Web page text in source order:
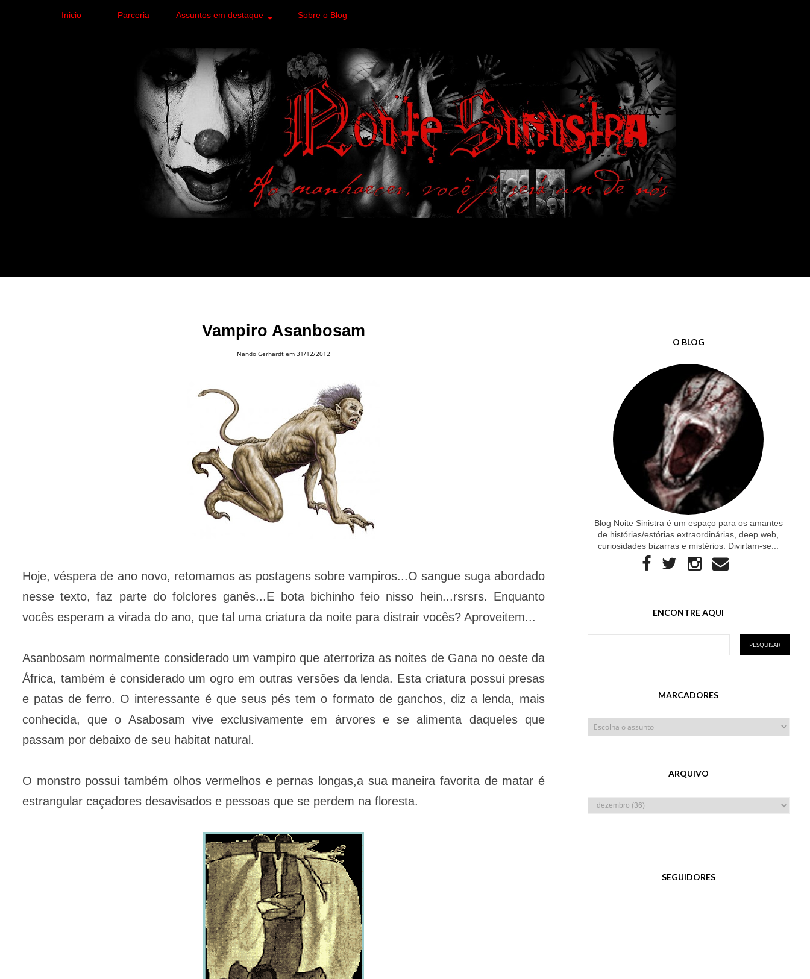
Inicio Parceria Assuntos em destaque Sobre o Blog
Vampiro Asanbosam
Nando Gerhardt em 31/12/2012
Hoje, véspera de ano novo, retomamos as postagens sobre vampiros...O sangue suga abordado
nesse texto, faz parte do folclores ganês...E bota bichinho feio nisso hein...rsrsrs. Enquanto
vocês esperam a virada do ano, que tal uma criatura da noite para distrair vocês? Aproveitem...
Asanbosam normalmente considerado um vampiro que aterroriza as noites de Gana no oeste da
África, também é considerado um ogro em outras versões da lenda. Esta criatura possui presas
e patas de ferro. O interessante é que seus pés tem o formato de ganchos, diz a lenda, mais
conhecida, que o Asabosam vive exclusivamente em árvores e se alimenta daqueles que
passam por debaixo de seu habitat natural.
O monstro possui também olhos vermelhos e pernas longas,a sua maneira favorita de matar é
estrangular caçadores desavisados e pessoas que se perdem na floresta.
O BLOG
Blog Noite Sinistra é um espaço para os amantes
de histórias/estórias extraordinárias, deep web,
curiosidades bizarras e mistérios. Divirtam-se...
ENCONTRE AQUI
MARCADORES
ARQUIVO
SEGUIDORES